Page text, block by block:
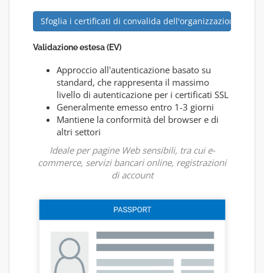
Sfoglia i certificati di convalida dell'organizzazione
Validazione estesa (EV)
Approccio all'autenticazione basato su
standard, che rappresenta il massimo
livello di autenticazione per i certificati SSL
Generalmente emesso entro 1-3 giorni
Mantiene la conformità del browser e di
altri settori
Ideale per pagine Web sensibili, tra cui e-
commerce, servizi bancari online, registrazioni
di account